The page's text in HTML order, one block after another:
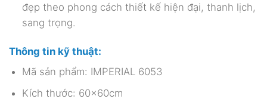
đẹp theo phong cách thiết kế hiện đại, thanh lịch,
sang trọng.
Thông tin kỹ thuật:
Mã sản phẩm: IMPERIAL 6053
Kích thước: 60x60cm